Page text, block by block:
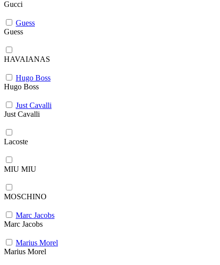
Gucci
Guess
Guess
HAVAIANAS
Hugo Boss
Hugo Boss
Just Cavalli
Just Cavalli
Lacoste
MIU MIU
MOSCHINO
Marc Jacobs
Marc Jacobs
Marius Morel
Marius Morel